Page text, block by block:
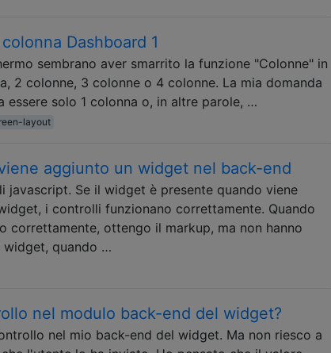
Dashboard 1
sembrano aver smarrito la funzione "Colonne" in
2 colonne, 3 colonne o 4 colonne. La mia domanda
solo 1 colonna o, in altre parole, …
layout
aggiunto un widget nel back-end
Se il widget è presente quando viene
i controlli funzionano correttamente. Quando
correttamente, ottengo il markup, ma non hanno
widget, quando …
nel modulo back-end del widget?
nel mio back-end del widget. Ma non riesco a